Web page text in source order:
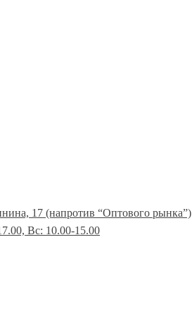
17 (напротив “Оптового рынка”)
Вс: 10.00-15.00